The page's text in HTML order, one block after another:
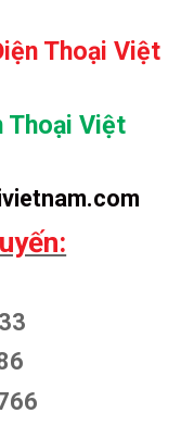
Thoại Việt
Thoại Việt